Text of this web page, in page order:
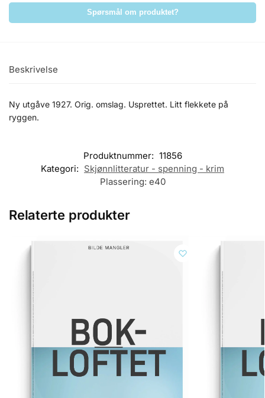
Spørsmål om produktet?
Beskrivelse
Ny utgåve 1927. Orig. omslag. Usprettet. Litt flekkete på
ryggen.
Produktnummer: 11856
Kategori: Skjønnlitteratur - spenning - krim
Plassering: e40
Relaterte produkter